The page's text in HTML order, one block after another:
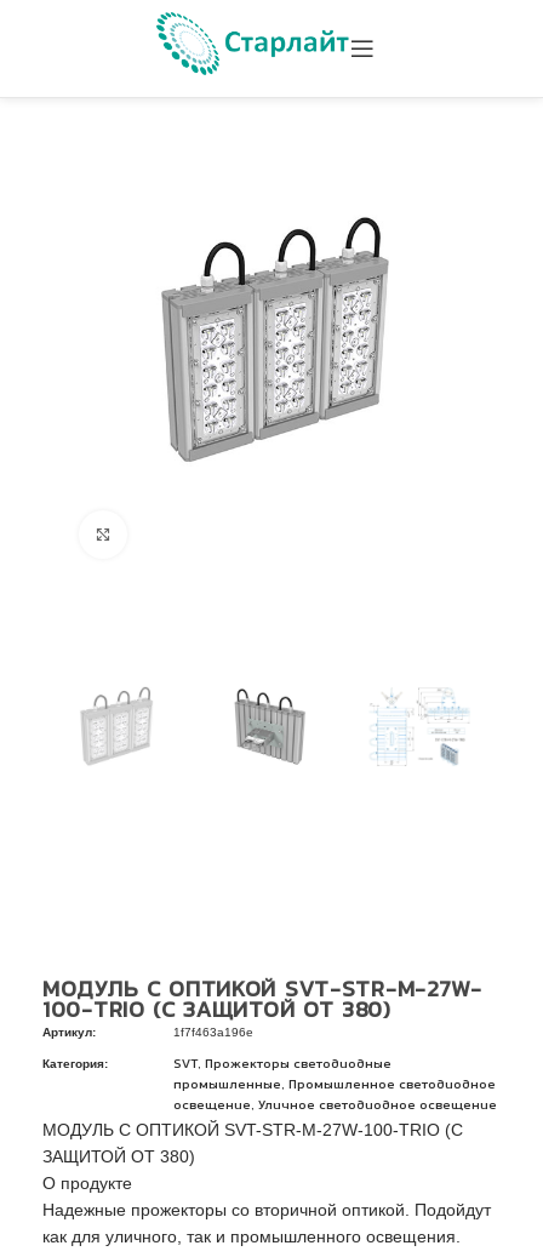
МОДУЛЬ С ОПТИКОЙ SVT-STR-M-27W-
100-TRIO (С ЗАЩИТОЙ ОТ 380)
Артикул: 1f7f463a196e
Категория: SVT,
Прожекторы светодиодные
промышленные
Промышленное светодиодное
освещение
Уличное светодиодное освещение
МОДУЛЬ С ОПТИКОЙ SVT-STR-M-27W-100-TRIO (С
ЗАЩИТОЙ ОТ 380)
О продукте
Надежные прожекторы со вторичной оптикой. Подойдут
как для уличного, так и промышленного освещения.